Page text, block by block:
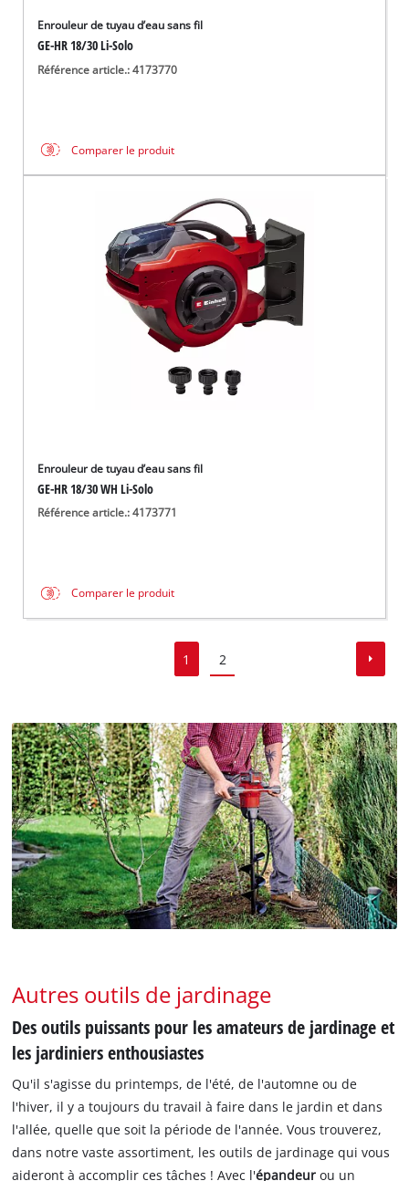
Enrouleur de tuyau d’eau sans fil
GE-HR 18/30 Li-Solo
Référence article.: 4173770
Comparer le produit
Enrouleur de tuyau d’eau sans fil
GE-HR 18/30 WH Li-Solo
Référence article.: 4173771
Comparer le produit
1 2
Autres outils de jardinage
Des outils puissants pour les amateurs de jardinage et
les jardiniers enthousiastes
Qu'il s'agisse du printemps, de l'été, de l'automne ou de
l'hiver, il y a toujours du travail à faire dans le jardin et dans
l'allée, quelle que soit la période de l'année. Vous trouverez,
dans notre vaste assortiment, les outils de jardinage qui vous
aideront à accomplir ces tâches ! Avec l'épandeurou un